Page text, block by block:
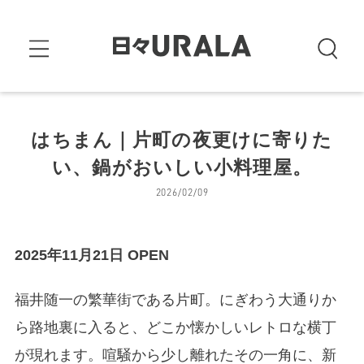
はちまん｜片町の夜更けに寄りた
い、鍋がおいしい小料理屋。
2026/02/09
2025年11月21日 OPEN
福井随一の繁華街である片町。にぎわう大通りか
ら路地裏に入ると、どこか懐かしいレトロな横丁
が現れます。喧騒から少し離れたその一角に、新